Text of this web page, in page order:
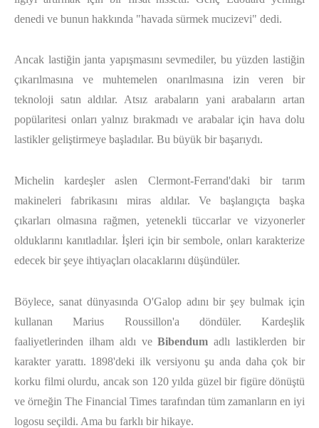
denedi ve bunun hakkında "havada sürmek mucizevi" dedi.
Ancak lastiğin janta yapışmasını sevmediler, bu yüzden lastiğin
çıkarılmasına ve muhtemelen onarılmasına izin veren bir
teknoloji satın aldılar. Atsız arabaların yani arabaların artan
popülaritesi onları yalnız bırakmadı ve arabalar için hava dolu
lastikler geliştirmeye başladılar. Bu büyük bir başarıydı.
Michelin kardeşler aslen Clermont-Ferrand'daki bir tarım
makineleri fabrikasını miras aldılar. Ve başlangıçta başka
çıkarları olmasına rağmen, yetenekli tüccarlar ve vizyonerler
olduklarını kanıtladılar. İşleri için bir sembole, onları karakterize
edecek bir şeye ihtiyaçları olacaklarını düşündüler.
Böylece, sanat dünyasında O'Galop adını bir şey bulmak için
kullanan Marius Roussillon'a döndüler. Kardeşlik
faaliyetlerinden ilham aldı veBibendum adlı lastiklerden bir
karakter yarattı. 1898'deki ilk versiyonu şu anda daha çok bir
korku filmi olurdu, ancak son 120 yılda güzel bir figüre dönüştü
ve örneğin The Financial Times tarafından tüm zamanların en iyi
logosu seçildi. Ama bu farklı bir hikaye.